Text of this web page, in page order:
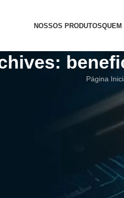
NOSSOS PRODUTOSQUEM
Página
vai ajudar a encontrar um post